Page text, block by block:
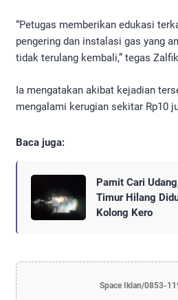
“Petugas memberikan edukasi
pengering dan instalasi gas yang
tidak terulang kembali,” tegas
Ia mengatakan akibat kejadian
mengalami kerugian sekitar Rp10
Baca juga:
Pamit Cari
Timur Hilang
Kolong Kero
Space Iklan/0853-